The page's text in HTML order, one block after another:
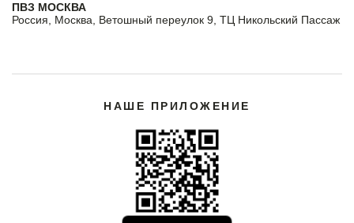
ПВЗ МОСКВА
Россия, Москва, Ветошный переулок 9, ТЦ Никольский Пассаж
НАШЕ ПРИЛОЖЕНИЕ